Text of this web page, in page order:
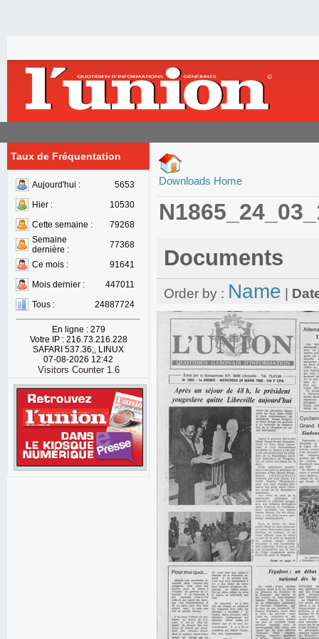
Taux de Fréquentation
Aujourd'hui :
5653
Hier :
10530
Cette semaine :
79268
Semaine
dernière :
77368
Ce mois :
91641
Mois dernier :
447011
Tous :
24887724
En ligne : 279
Votre IP : 216.73.216.228
SAFARI 537.36;, LINUX
07-08-2026 12:42
Visitors Counter 1.6
Downloads Home
Documents
Order by : Name